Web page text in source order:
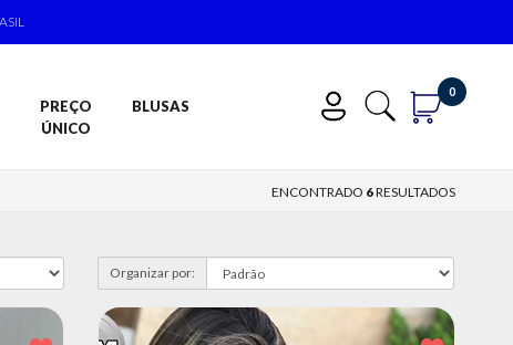
PREÇO
ÚNICO
BLUSAS
0
ENCONTRADO 6RESULTADOS
Organizar por: